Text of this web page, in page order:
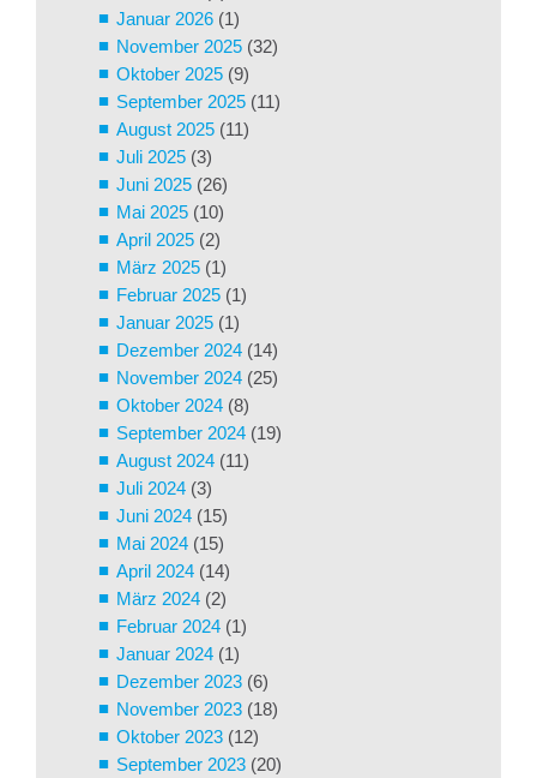
Januar 2026 (1)
November 2025 (32)
Oktober 2025 (9)
September 2025 (11)
August 2025 (11)
Juli 2025 (3)
Juni 2025 (26)
Mai 2025 (10)
April 2025 (2)
März 2025 (1)
Februar 2025 (1)
Januar 2025 (1)
Dezember 2024 (14)
November 2024 (25)
Oktober 2024 (8)
September 2024 (19)
August 2024 (11)
Juli 2024 (3)
Juni 2024 (15)
Mai 2024 (15)
April 2024 (14)
März 2024 (2)
Februar 2024 (1)
Januar 2024 (1)
Dezember 2023 (6)
November 2023 (18)
Oktober 2023 (12)
September 2023 (20)